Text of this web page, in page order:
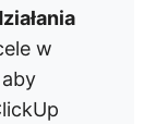
w
aby